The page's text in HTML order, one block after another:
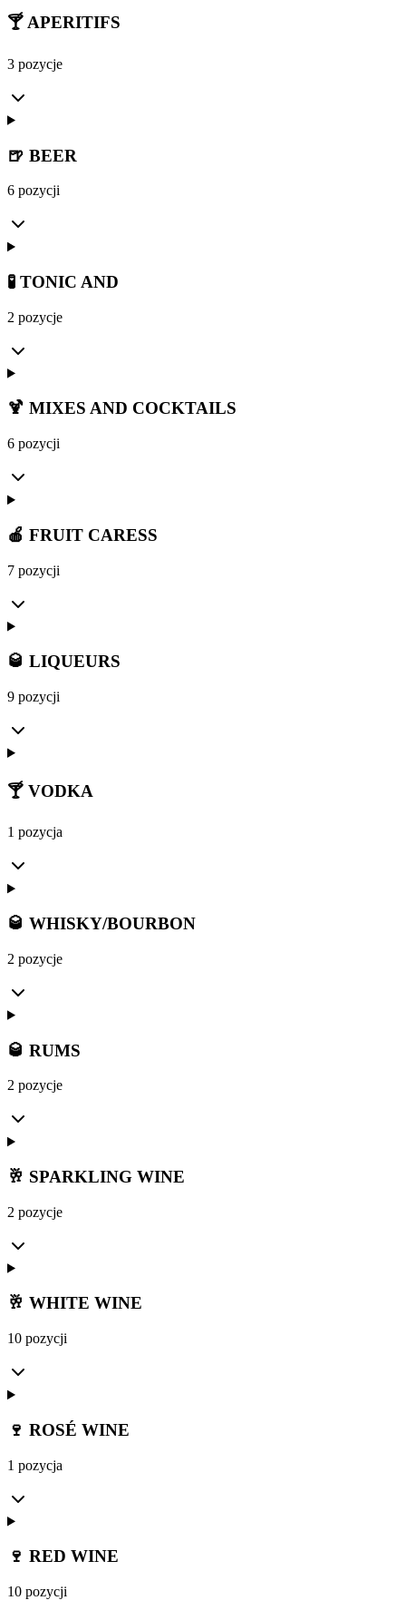
🍸 APERITIFS
3 pozycje
🍺 BEER
6 pozycji
🧪 TONIC AND
2 pozycje
🍹 MIXES AND COCKTAILS
6 pozycji
🍎 FRUIT CARESS
7 pozycji
🥃 LIQUEURS
9 pozycji
🍸 VODKA
1 pozycja
🥃 WHISKY/BOURBON
2 pozycje
🥃 RUMS
2 pozycje
🥂 SPARKLING WINE
2 pozycje
🥂 WHITE WINE
10 pozycji
🍷 ROSÉ WINE
1 pozycja
🍷 RED WINE
10 pozycji